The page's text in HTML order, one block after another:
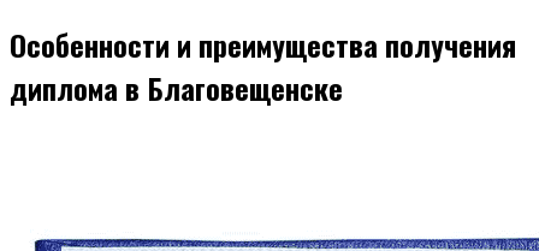
Особенности и преимущества получения
диплома в Благовещенске